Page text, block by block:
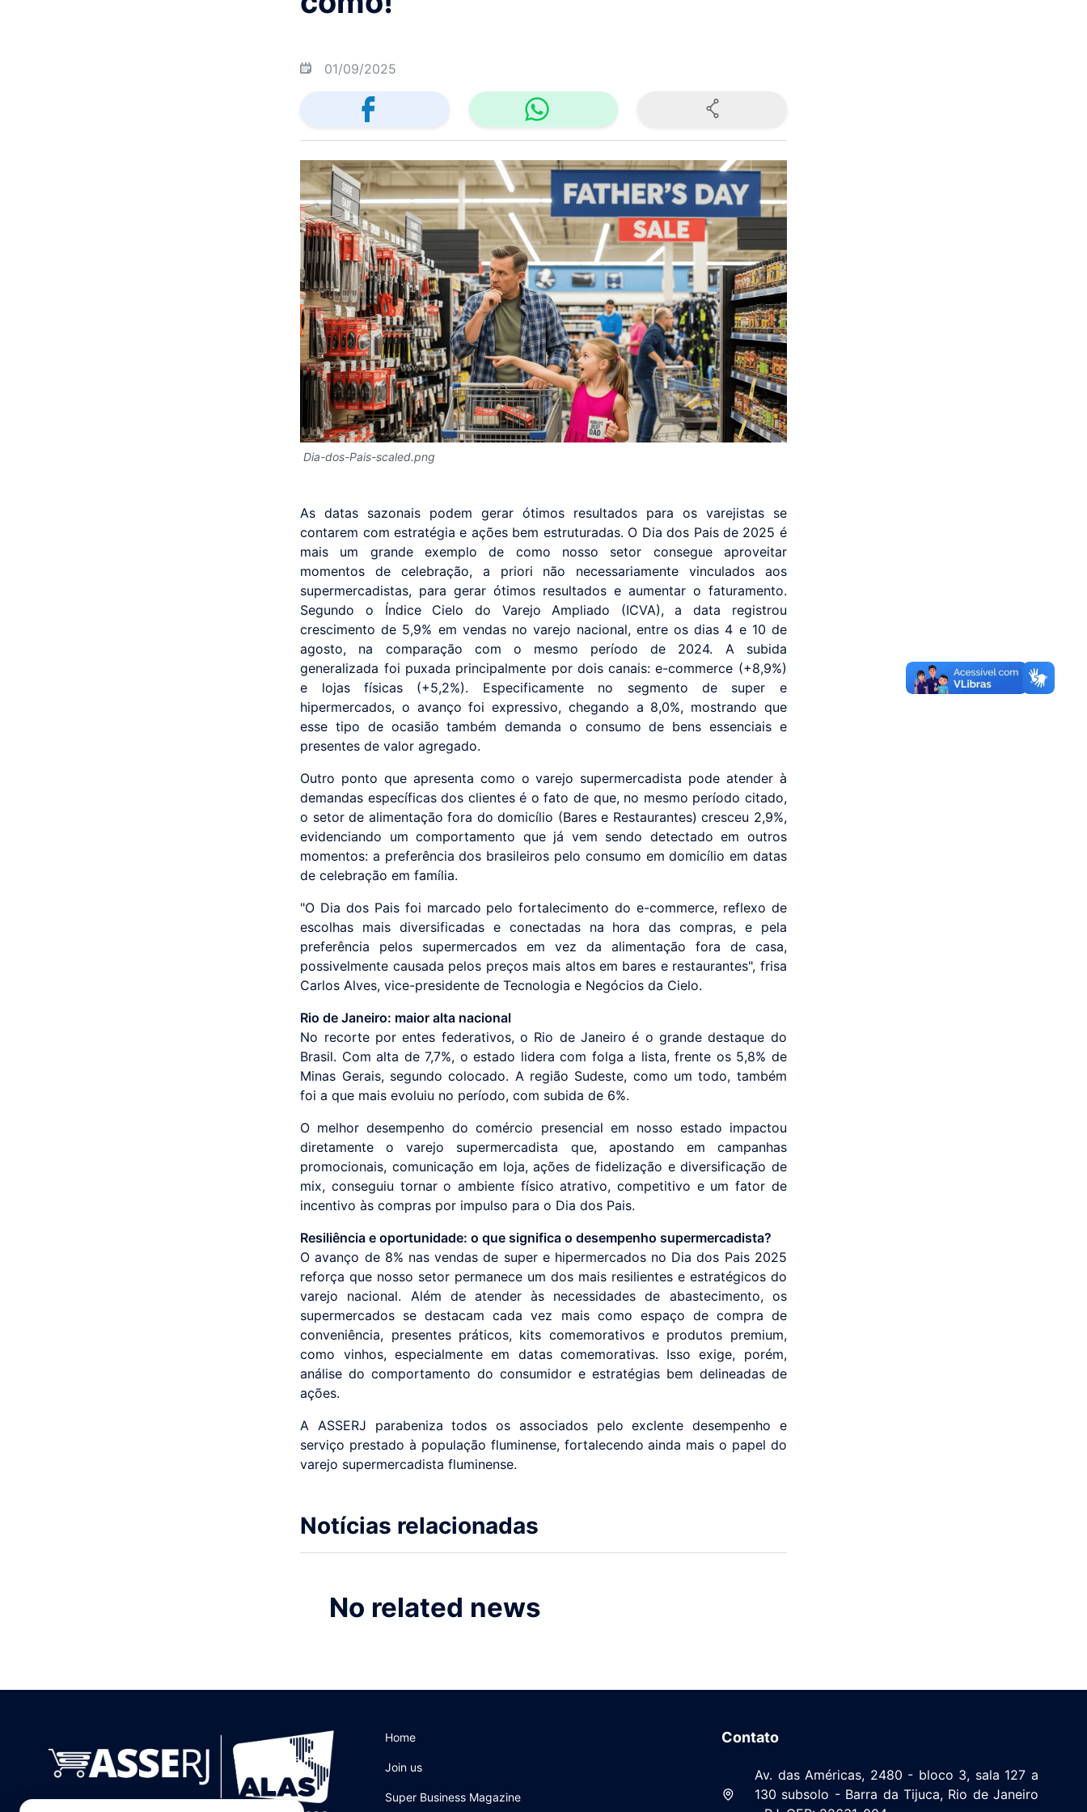
01/09/2025
Dia-dos-Pais-scaled.png
As datas sazonais podem gerar ótimos resultados para os varejistas se
contarem com estratégia e ações bem estruturadas. O Dia dos Pais de 2025 é
mais um grande exemplo de como nosso setor consegue aproveitar
momentos de celebração, a priori não necessariamente vinculados aos
supermercadistas, para gerar ótimos resultados e aumentar o faturamento.
Segundo o Índice Cielo do Varejo Ampliado (ICVA), a data registrou
crescimento de 5,9% em vendas no varejo nacional, entre os dias 4 e 10 de
agosto, na comparação com o mesmo período de 2024. A subida
generalizada foi puxada principalmente por dois canais: e-commerce (+8,9%)
e lojas físicas (+5,2%). Especificamente no segmento de super e
hipermercados, o avanço foi expressivo, chegando a 8,0%, mostrando que
esse tipo de ocasião também demanda o consumo de bens essenciais e
presentes de valor agregado.
Outro ponto que apresenta como o varejo supermercadista pode atender à
demandas específicas dos clientes é o fato de que, no mesmo período citado,
o setor de alimentação fora do domicílio (Bares e Restaurantes) cresceu 2,9%,
evidenciando um comportamento que já vem sendo detectado em outros
momentos: a preferência dos brasileiros pelo consumo em domicílio em datas
de celebração em família.
"O Dia dos Pais foi marcado pelo fortalecimento do e-commerce, reflexo de
escolhas mais diversificadas e conectadas na hora das compras, e pela
preferência pelos supermercados em vez da alimentação fora de casa,
possivelmente causada pelos preços mais altos em bares e restaurantes", frisa
Carlos Alves, vice-presidente de Tecnologia e Negócios da Cielo.
Rio de Janeiro: maior alta nacional
No recorte por entes federativos, o Rio de Janeiro é o grande destaque do
Brasil. Com alta de 7,7%, o estado lidera com folga a lista, frente os 5,8% de
Minas Gerais, segundo colocado. A região Sudeste, como um todo, também
foi a que mais evoluiu no período, com subida de 6%.
O melhor desempenho do comércio presencial em nosso estado impactou
diretamente o varejo supermercadista que, apostando em campanhas
promocionais, comunicação em loja, ações de fidelização e diversificação de
mix, conseguiu tornar o ambiente físico atrativo, competitivo e um fator de
incentivo às compras por impulso para o Dia dos Pais.
Resiliência e oportunidade: o que significa o desempenho supermercadista?
O avanço de 8% nas vendas de super e hipermercados no Dia dos Pais 2025
reforça que nosso setor permanece um dos mais resilientes e estratégicos do
varejo nacional. Além de atender às necessidades de abastecimento, os
supermercados se destacam cada vez mais como espaço de compra de
conveniência, presentes práticos, kits comemorativos e produtos premium,
como vinhos, especialmente em datas comemorativas. Isso exige, porém,
análise do comportamento do consumidor e estratégias bem delineadas de
ações.
A ASSERJ parabeniza todos os associados pelo exclente desempenho e
serviço prestado à população fluminense, fortalecendo ainda mais o papel do
varejo supermercadista fluminense.
Notícias relacionadas
No related news
Home
Join us
Super Business Magazine
Contato
Av. das Américas, 2480 - bloco 3, sala 127 a
130 subsolo - Barra da Tijuca, Rio de Janeiro